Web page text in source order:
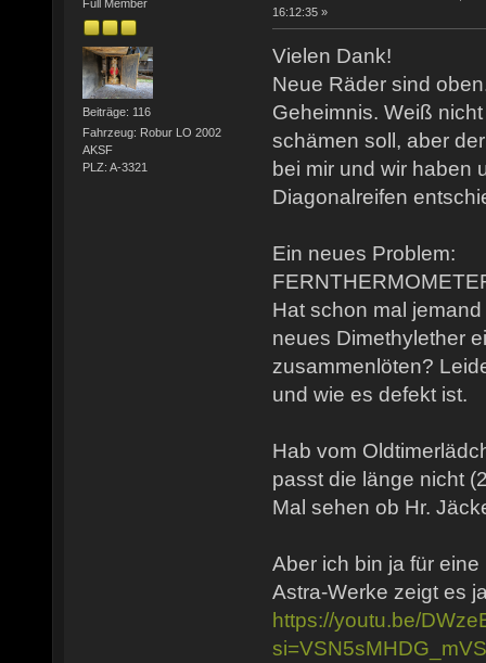
Full Member
Beiträge: 116
Fahrzeug: Robur LO 2002
AKSF
PLZ: A-3321
16:12:35 »
Vielen Dank!
Neue Räder sind
Geheimnis. Weiß
schämen soll, aber
bei mir und wir haben
Diagonalreifen
Ein neues Problem:
Hat schon mal
neues Dimethylether
zusammenlöten?
und wie es defekt ist.
Hab vom
passt die länge nicht
Mal sehen ob Hr.
Aber ich bin ja für
Astra-Werke zeigt es
https://youtu.be/